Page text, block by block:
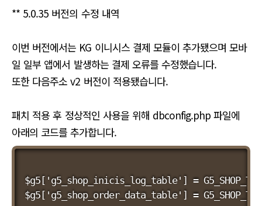
** 5.0.35 버전의 수정 내역
이번 버전에서는 KG 이니시스 결제 모듈이 추가됐으며 모바
일 일부 앱에서 발생하는 결제 오류를 수정했습니다.
또한 다음주소 v2 버전이 적용됐습니다.
패치 적용 후 정상적인 사용을 위해 dbconfig.php 파일에
아래의 코드를 추가합니다.
$g5['g5_shop_inicis_log_table'] =